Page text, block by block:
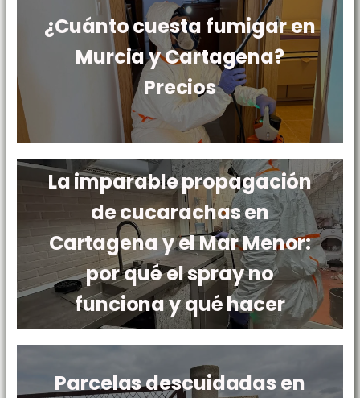
¿Cuánto cuesta fumigar en
Murcia y Cartagena?
Precios
La imparable propagación
de cucarachas en
Cartagena y el Mar Menor:
por qué el spray no
funciona y qué hacer
Parcelas descuidadas en